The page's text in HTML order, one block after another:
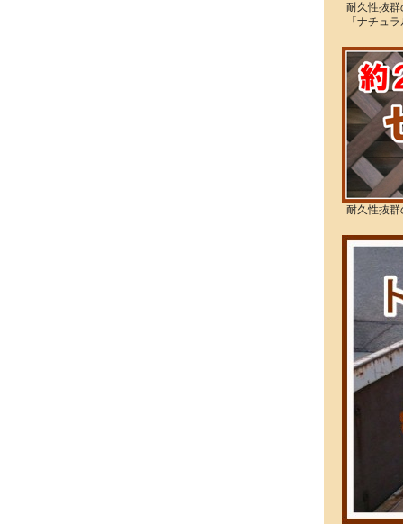
耐久性抜
「ナチュ
耐久性抜